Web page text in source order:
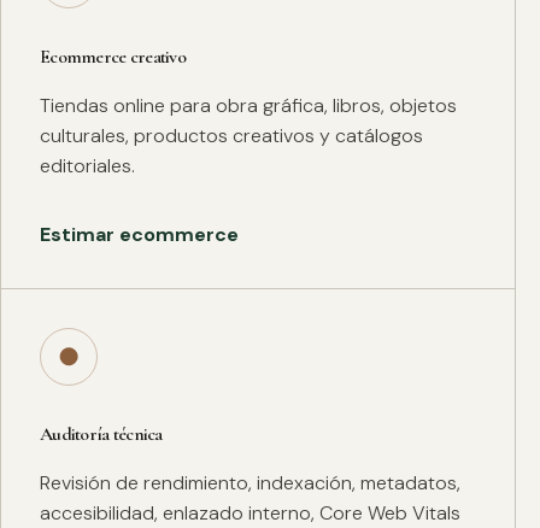
Ecommerce creativo
Tiendas online para obra gráfica, libros, objetos
culturales, productos creativos y catálogos
editoriales.
Estimar ecommerce
●
Auditoría técnica
Revisión de rendimiento, indexación, metadatos,
accesibilidad, enlazado interno, Core Web Vitals